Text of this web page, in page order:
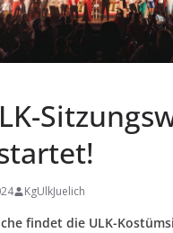
KgUlkJuelich
findet die ULK-